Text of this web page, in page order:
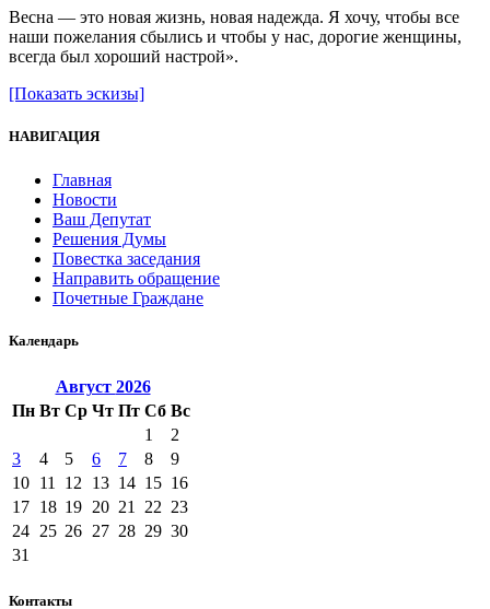
Весна — это новая жизнь, новая надежда. Я хочу, чтобы все
наши пожелания сбылись и чтобы у нас, дорогие женщины,
всегда был хороший настрой».
[Показать эскизы]
НАВИГАЦИЯ
Главная
Новости
Ваш Депутат
Решения Думы
Повестка заседания
Направить обращение
Почетные Граждане
Календарь
Август 2026
Пн Вт Ср Чт Пт Сб Вс
1
2
3
4 5 6 7 8
9
10 11 12 13 14 15 16
17 18 19 20 21 22 23
24 25 26 27 28 29 30
31
Контакты